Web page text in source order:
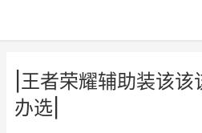
|王者荣耀辅助装该
办选|